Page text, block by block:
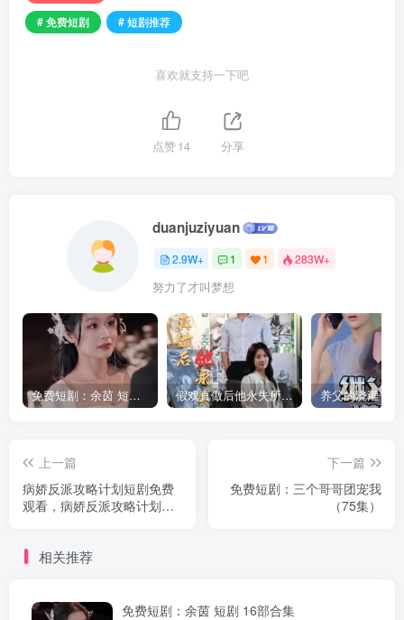
# 免费短剧 # 短剧推荐
喜欢就支持一下吧
点赞14 分享
duanjuziyuan
2.9W+ 1 1 283W+
努力了才叫梦想
免费短剧：余茵 短剧 16部合集 假戏真做后他永失所爱（60集）程澄＆杨珞仟
上一篇
病娇反派攻略计划短剧免费
观看，病娇反派攻略计划
下一篇
免费短剧：三个哥哥团宠我
（75集）
相关推荐
免费短剧：余茵 短剧 16部合集